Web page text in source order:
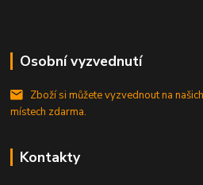
Osobní vyzvednutí
Zboží si můžete vyzvednout na
místech zdarma.
Kontakty